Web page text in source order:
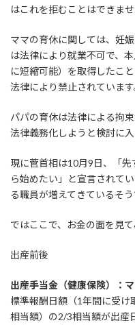
はこれを拒むことはできませ
ママの育休に関しては、妊
は法律により就業不可で、
に短縮可能）を取得したこ
法律により禁止されています
パパの育休は法律による拘
法律義務化しようと検討に入
現に菅首相は10月9日、「
ら始めたい」と宣言されて
る職員が増えてきているそう
ではここで、お金の面を見て
出産前後
出産手当金（健康保険）：マ
標準報酬日額（1年間に受
相当額）の2/3相当額が出産